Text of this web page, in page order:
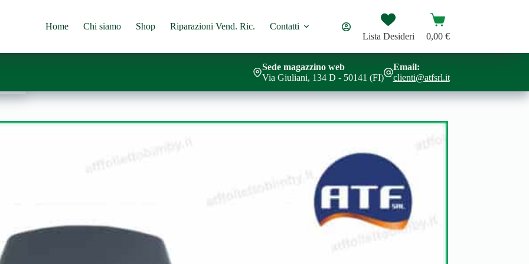
Home Chi siamo Shop Riparazioni Vend. Ric.
Contatti
Lista Desideri
Carrello
0,00 €
Sede magazzino web
Via Giuliani, 134 D - 50141 (FI)
Email:
clienti@atfsrl.it